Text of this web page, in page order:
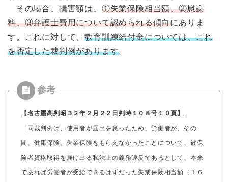
その場合、損害額は、 ①失業保険相当額、②慰謝
料、③弁護士費用について認められる傾向にありま
す。これに対して、教育訓練給付金については、これ
を否定した裁判例があります。
【名古屋高判昭３２年２月２２日判時１０８号１０頁】
同裁判例は、使用者が届出を怠ったため、労働者が、その
間、健康保険、失業保険をもらえなかったことについて、被保
険者資格取得を届け出る私法上の義務違反であるとして、本来
であれば労働者が受給できるはずだった失業保険相当額（１６